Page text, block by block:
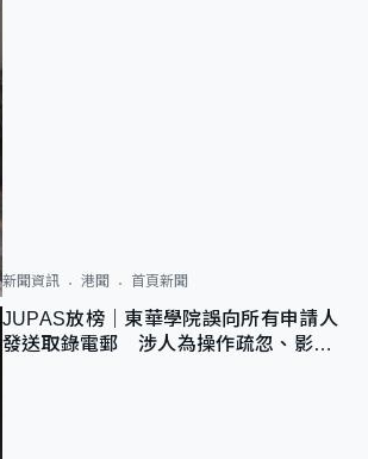
新聞資訊 港聞 首頁新聞
JUPAS放榜｜東華學院誤向所有申請人
發送取錄電郵 涉人為操作疏忽、影響